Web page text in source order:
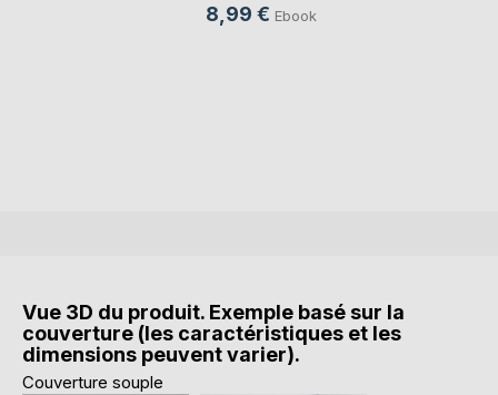
8,99 € Ebook
Vue 3D du produit. Exemple basé sur la
couverture (les caractéristiques et les
dimensions peuvent varier).
Couverture souple